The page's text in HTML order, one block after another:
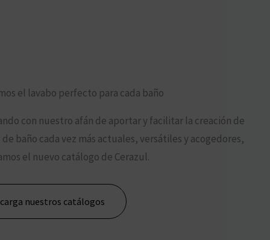
el lavabo perfecto para cada baño
con nuestro afán de aportar y facilitar la creación de
de baño cada vez más actuales, versátiles y acogedores,
el nuevo catálogo de Cerazul.
nuestros catálogos